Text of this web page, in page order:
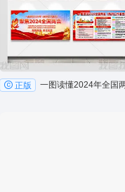
正版